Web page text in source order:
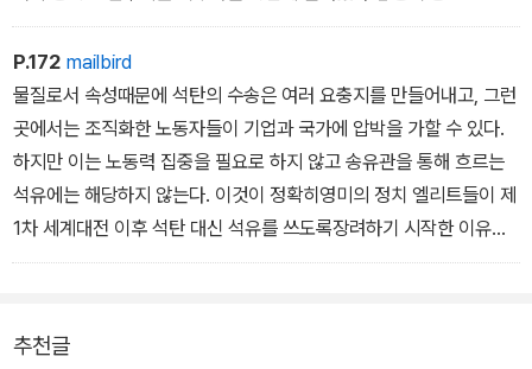
P.172 mailbird
물질로서 속성때문에 석탄의 수송은 여러 요충지를 만들어내고, 그런
곳에서는 조직화한 노동자들이 기업과 국가에 압박을 가할 수 있다.
하지만 이는 노동력 집중을 필요로 하지 않고 송유관을 통해 흐르는
석유에는 해당하지 않는다. 이것이 정확히영미의 정치 엘리트들이 제
1차 세계대전 이후 석탄 대신 석유를 쓰도록장려하기 시작한 이유다.
_ 정치 중
추천글